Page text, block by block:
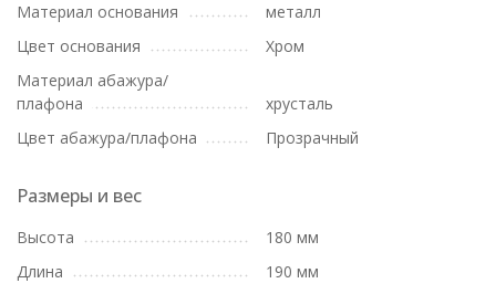
Материал основания
металл
Цвет основания
Хром
Материал абажура/
плафона
хрусталь
Цвет абажура/плафона
Прозрачный
Размеры и вес
Высота
180 мм
Длина
190 мм